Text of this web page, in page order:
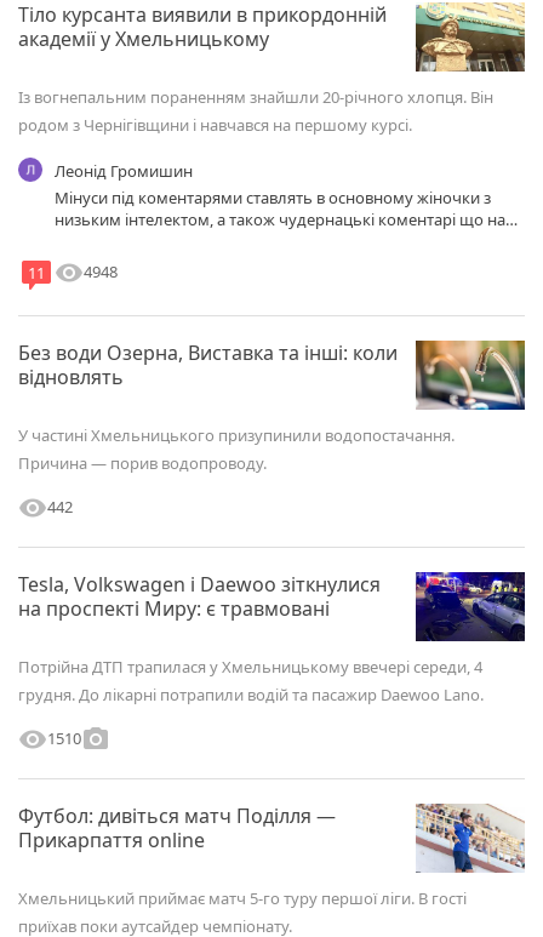
Тіло курсанта виявили в прикордонній
академії у Хмельницькому
Із вогнепальним пораненням знайшли 20-річного хлопця. Він
родом з Чернігівщини і навчався на першому курсі.
Леонід Громишин
Мінуси під коментарями ставлять в основному жіночки з
низьким інтелектом, а також чудернацькі коментарі що на
впровадити військову службу з 18 років для усіх без винятку
жінок , строком три роки , тоді жіночки трохи
11 visibility4948
Без води Озерна, Виставка та інші: коли
відновлять
У частині Хмельницького призупинили водопостачання.
Причина — порив водопроводу.
visibility442
Tesla, Volkswagen і Daewoo зіткнулися
на проспекті Миру: є травмовані
Потрійна ДТП трапилася у Хмельницькому ввечері середи, 4
грудня. До лікарні потрапили водій та пасажир Daewoo Lano.
visibility1510photo_camera
Футбол: дивіться матч Поділля —
Прикарпаття online
Хмельницький приймає матч 5-го туру першої ліги. В гості
приїхав поки аутсайдер чемпіонату.